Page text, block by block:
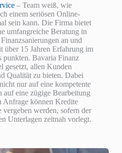
– Team weiß, wie
einem seriösen Online-
sein kann. Die Firma bietet
umfangreiche Beratung in
an und
über 15 Jahren Erfahrung im
Bavaria Finanz
gesetzt, allen Kunden
Qualität zu bieten. Dabei
nur auf eine kompetente
auf eine zügige Bearbeitung
Anfrage können Kredite
vergeben werden, sofern der
Unterlagen zeitnah vorlegt.